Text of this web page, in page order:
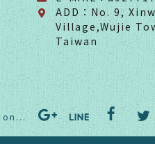
ADD：No. 9,
Village,Wujie
Taiwan
on...